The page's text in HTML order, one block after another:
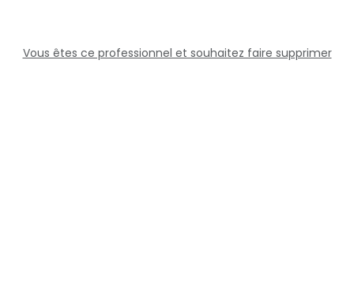
Vous êtes ce professionnel et souhaitez faire supprimer